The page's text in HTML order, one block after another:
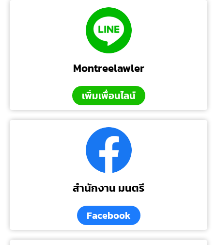
Montreelawler
เพิ่มเพื่อนไลน์
สำนักงาน มนตรี
Facebook